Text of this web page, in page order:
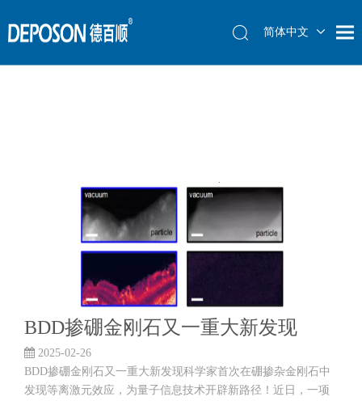
简体中文
简体中文
​BDD掺硼金刚石又一重大新发现
2025-02-26
BDD掺硼金刚石又一重大新发现科学家首次在硼掺杂金刚石中
发现等离激元效应，为量子信息技术开辟新路径！近日，一项